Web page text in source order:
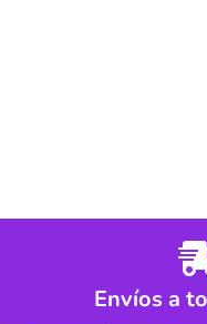
Envíos a